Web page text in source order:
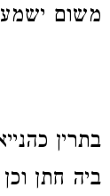
משום
בתרין
ביה חתן